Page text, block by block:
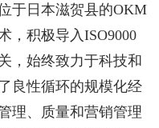
于日本滋贺县的OKM
，积极导入ISO9000
，始终致力于科技和
良性循环的规模化经
理、质量和营销管理